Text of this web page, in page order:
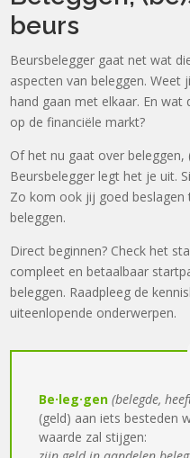
beurs
Beursbelegger gaat net wat
aspecten van beleggen.
hand gaan met elkaar. En wat
op de financiële markt?
Of het nu gaat over beleggen,
Beursbelegger legt het je uit.
Zo kom ook jij goed beslagen
beleggen.
Direct beginnen? Check het
compleet en betaalbaar
beleggen. Raadpleeg de
uiteenlopende onderwerpen.
Be·leg·gen (belegde,
(geld) aan iets besteden
waarde zal stijgen: